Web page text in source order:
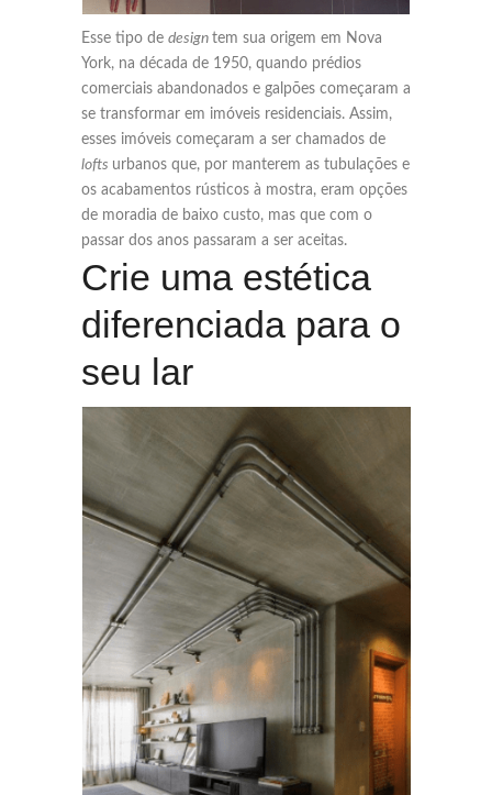
Esse tipo de design tem sua origem em Nova
York, na década de 1950, quando prédios
comerciais abandonados e galpões começaram a
se transformar em imóveis residenciais. Assim,
esses imóveis começaram a ser chamados de
lofts urbanos que, por manterem as tubulações e
os acabamentos rústicos à mostra, eram opções
de moradia de baixo custo, mas que com o
passar dos anos passaram a ser aceitas.
Crie uma estética
diferenciada para o
seu lar